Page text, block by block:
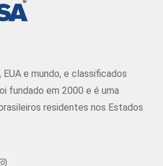
e mundo, e classificados
fundado em 2000 e é uma
residentes nos Estados